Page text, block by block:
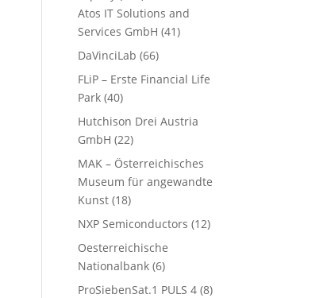
Atos IT Solutions and
Services GmbH (41)
DaVinciLab (66)
FLiP – Erste Financial Life
Park (40)
Hutchison Drei Austria
GmbH (22)
MAK – Österreichisches
Museum für angewandte
Kunst (18)
NXP Semiconductors (12)
Oesterreichische
Nationalbank (6)
ProSiebenSat.1 PULS 4 (8)